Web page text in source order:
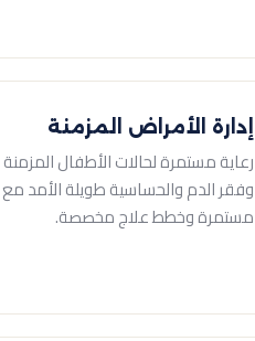
إدارة الأمراض المزمنة
رعاية مستمرة لحالات الأطفال المزمنة
وفقر الدم والحساسية طويلة الأمد
مستمرة وخطط علاج مخصصة.